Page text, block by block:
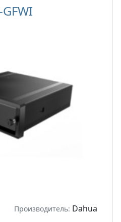
Производитель: Dahua